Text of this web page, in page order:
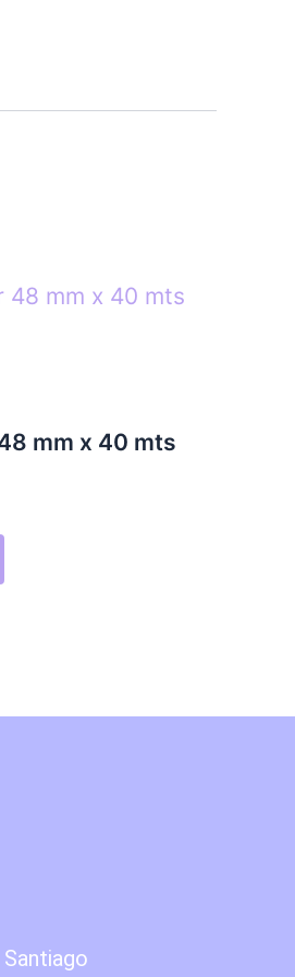
mm x 40 mts